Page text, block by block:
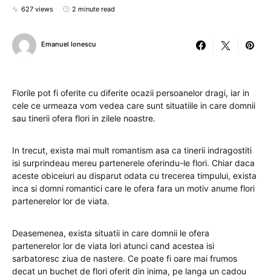
627 views 2 minute read
Emanuel Ionescu
Florile pot fi oferite cu diferite ocazii persoanelor dragi, iar in
cele ce urmeaza vom vedea care sunt situatiile in care domnii
sau tinerii ofera flori in zilele noastre.
In trecut, exista mai mult romantism asa ca tinerii indragostiti
isi surprindeau mereu partenerele oferindu-le flori. Chiar daca
aceste obiceiuri au disparut odata cu trecerea timpului, exista
inca si domni romantici care le ofera fara un motiv anume flori
partenerelor lor de viata.
Deasemenea, exista situatii in care domnii le ofera
partenerelor lor de viata lori atunci cand acestea isi
sarbatoresc ziua de nastere. Ce poate fi oare mai frumos
decat un buchet de flori oferit din inima, pe langa un cadou